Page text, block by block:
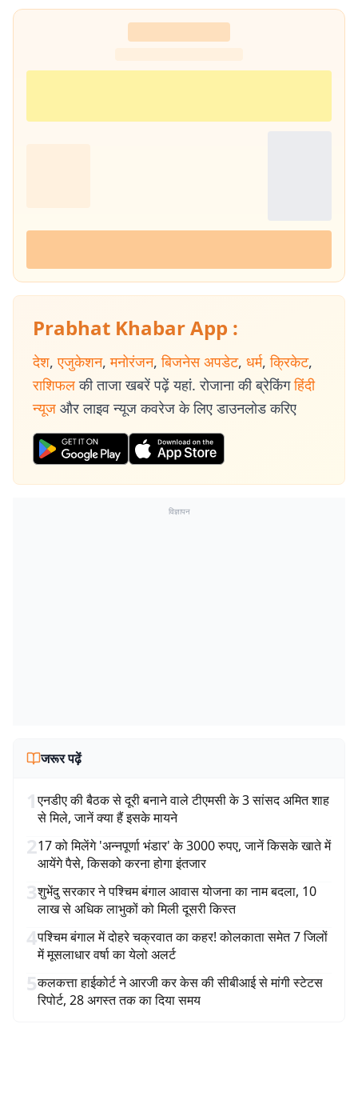
Prabhat Khabar App :
देश, एजुकेशन, मनोरंजन, बिजनेस अपडेट, धर्म, क्रिकेट,
राशिफल की ताजा खबरें पढ़ें यहां. रोजाना की ब्रेकिंग हिंदी
न्यूज और लाइव न्यूज कवरेज के लिए डाउनलोड करिए
विज्ञापन
जरूर पढ़ें
1एनडीए की बैठक से दूरी बनाने वाले टीएमसी के 3 सांसद अमित शाह
से मिले, जानें क्या हैं इसके मायने
217 को मिलेंगे 'अन्नपूर्णा भंडार' के 3000 रुपए, जानें किसके खाते में
आयेंगे पैसे, किसको करना होगा इंतजार
3शुभेंदु सरकार ने पश्चिम बंगाल आवास योजना का नाम बदला, 10
लाख से अधिक लाभुकों को मिली दूसरी किस्त
4पश्चिम बंगाल में दोहरे चक्रवात का कहर! कोलकाता समेत 7 जिलों
में मूसलाधार वर्षा का येलो अलर्ट
5कलकत्ता हाईकोर्ट ने आरजी कर केस की सीबीआई से मांगी स्टेटस
रिपोर्ट, 28 अगस्त तक का दिया समय